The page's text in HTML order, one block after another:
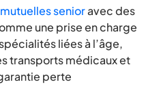
mutuelles senioravec des
une prise en charge
liées à l’âge,
transports médicaux et
perte